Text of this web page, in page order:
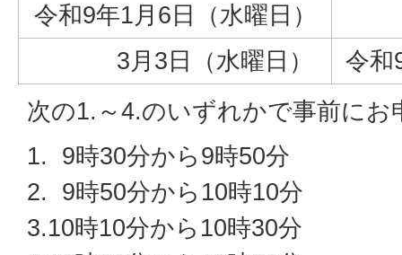
令和9年1月6日（水曜日）
3月3日（水曜日）
令和
次の1.～4.のいずれかで事前にお
1. 9時30分から9時50分
2. 9時50分から10時10分
3.10時10分から10時30分